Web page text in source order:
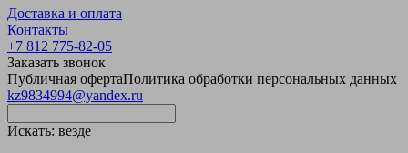
Доставка и оплата
Контакты
+7 812 775-82-05
Заказать звонок
Публичная офертаПолитика обработки персональных данных
kz9834994@yandex.ru
Искать: везде